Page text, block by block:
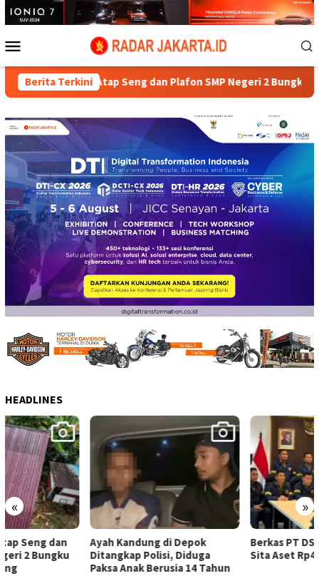
Loncat
ke
Mobile
Berita Terkini
Atap Seng dan Plafon SMP Negeri 2 Bungku Selatan
HEADLINES
« »
Ayah Kandung di Depok
Ditangkap Polisi, Diduga
Paksa Anak Berusia 14 Tahun
Berkas PT DSI P21, Bareskrim
Sita Aset Rp425 Miliar